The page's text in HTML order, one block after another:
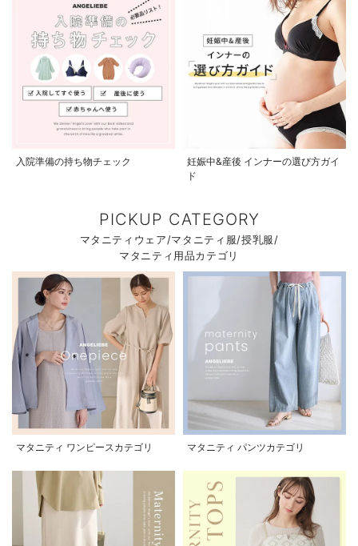
入院準備の持ち物チェック
妊娠中&産後 インナーの選び方ガイ
ド
PICKUP CATEGORY
マタニティウェア/マタニティ服/授乳服/
マタニティ用品カテゴリ
マタニティ ワンピースカテゴリ マタニティ パンツカテゴリ